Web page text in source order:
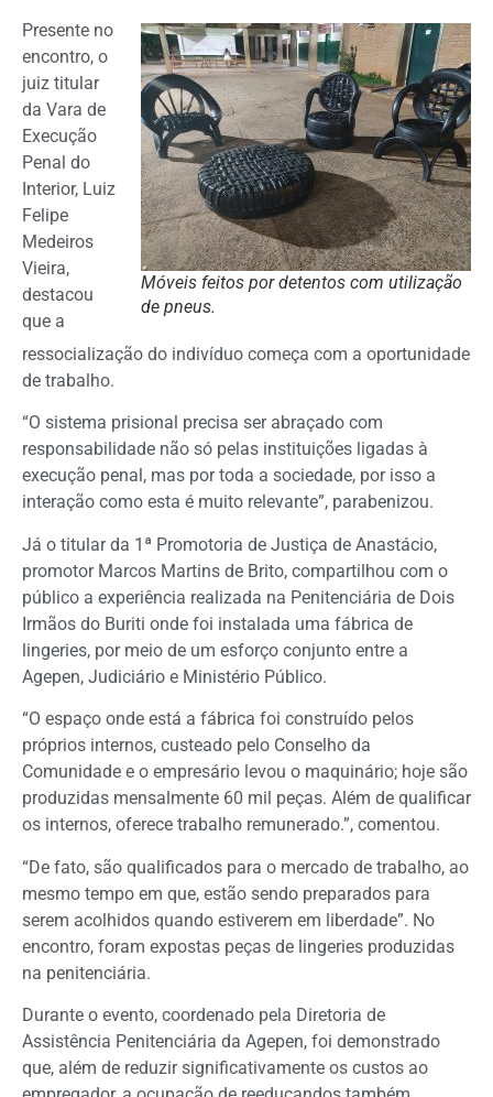
Móveis feitos por detentos com utilização
de pneus.
Presente no
encontro, o
juiz titular
da Vara de
Execução
Penal do
Interior, Luiz
Felipe
Medeiros
Vieira,
destacou
que a
ressocialização do indivíduo começa com a oportunidade
de trabalho.
“O sistema prisional precisa ser abraçado com
responsabilidade não só pelas instituições ligadas à
execução penal, mas por toda a sociedade, por isso a
interação como esta é muito relevante”, parabenizou.
Já o titular da 1ª Promotoria de Justiça de Anastácio,
promotor Marcos Martins de Brito, compartilhou com o
público a experiência realizada na Penitenciária de Dois
Irmãos do Buriti onde foi instalada uma fábrica de
lingeries, por meio de um esforço conjunto entre a
Agepen, Judiciário e Ministério Público.
“O espaço onde está a fábrica foi construído pelos
próprios internos, custeado pelo Conselho da
Comunidade e o empresário levou o maquinário; hoje são
produzidas mensalmente 60 mil peças. Além de qualificar
os internos, oferece trabalho remunerado.”, comentou.
“De fato, são qualificados para o mercado de trabalho, ao
mesmo tempo em que, estão sendo preparados para
serem acolhidos quando estiverem em liberdade”. No
encontro, foram expostas peças de lingeries produzidas
na penitenciária.
Durante o evento, coordenado pela Diretoria de
Assistência Penitenciária da Agepen, foi demonstrado
que, além de reduzir significativamente os custos ao